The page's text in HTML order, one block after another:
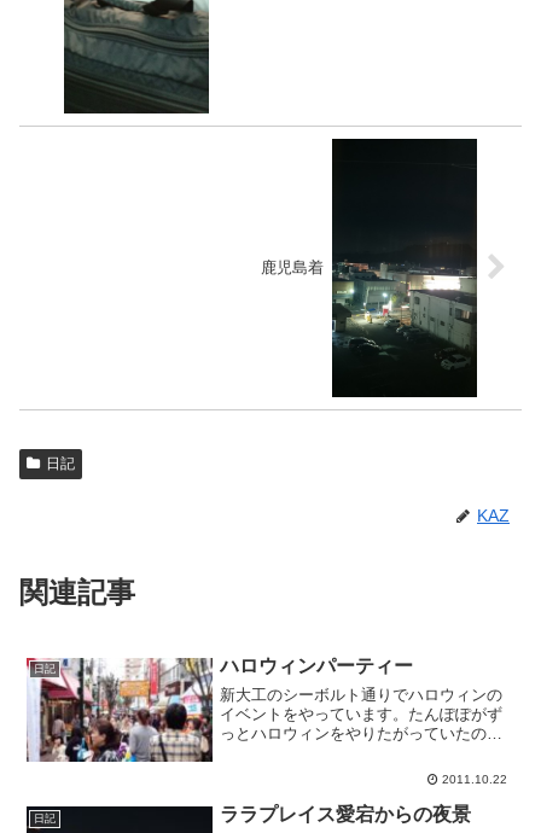
鹿児島着
日記
KAZ
関連記事
日記 ハロウィンパーティー
新大工のシーボルト通りでハロウィンの
イベントをやっています。たんぽぽがず
っとハロウィンをやりたがっていたの
賑わっています。トリックオアトリート
2011.10.22
日記 ララプレイス愛宕からの夜景